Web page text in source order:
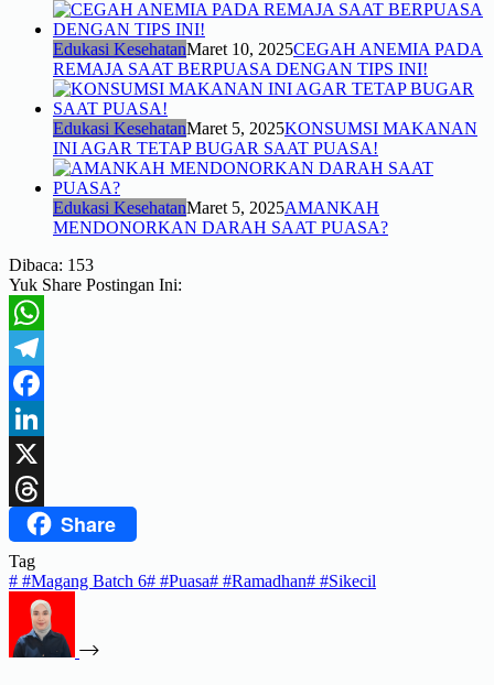
Edukasi KesehatanMaret 10, 2025CEGAH ANEMIA PADA
REMAJA SAAT BERPUASA DENGAN TIPS INI!
Edukasi KesehatanMaret 5, 2025KONSUMSI MAKANAN
INI AGAR TETAP BUGAR SAAT PUASA!
Edukasi KesehatanMaret 5, 2025AMANKAH
MENDONORKAN DARAH SAAT PUASA?
Dibaca: 153
Yuk Share Postingan Ini:
WhatsApp
Telegram
Facebook
LinkedIn
X
ThreadsShare
Tag
# #Magang Batch 6# #Puasa# #Ramadhan# #Sikecil